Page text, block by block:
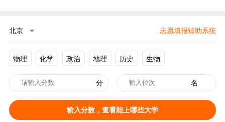
北京 志愿填报辅助系统
物理 化学 政治 地理 历史 生物
分 名
输入分数，查看能上哪些大学